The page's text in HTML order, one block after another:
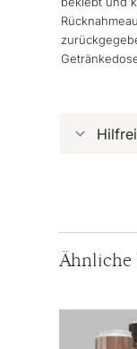
Ähnliche
Produkt